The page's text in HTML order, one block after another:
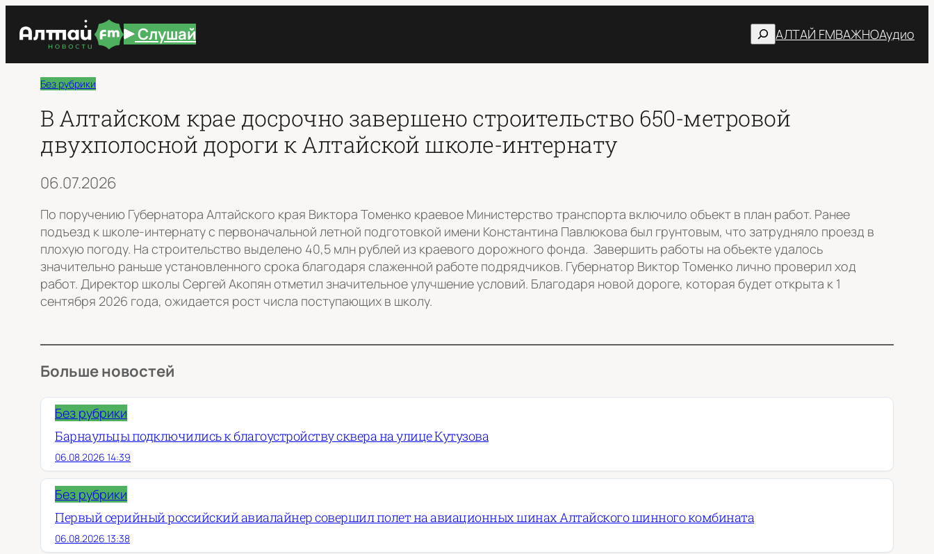
Слушай ПоискАЛТАЙ FMВАЖНОАудио
Без рубрики
В Алтайском крае досрочно завершено строительство 650-метровой
двухполосной дороги к Алтайской школе-интернату
06.07.2026
По поручению Губернатора Алтайского края Виктора Томенко краевое Министерство транспорта включило объект в план работ. Ранее
подъезд к школе-интернату с первоначальной летной подготовкой имени Константина Павлюкова был грунтовым, что затрудняло проезд в
плохую погоду. На строительство выделено 40,5 млн рублей из краевого дорожного фонда. Завершить работы на объекте удалось
значительно раньше установленного срока благодаря слаженной работе подрядчиков. Губернатор Виктор Томенко лично проверил ход
работ. Директор школы Сергей Акопян отметил значительное улучшение условий. Благодаря новой дороге, которая будет открыта к 1
сентября 2026 года, ожидается рост числа поступающих в школу.
Больше новостей
Без рубрики
Барнаульцы подключились к благоустройству сквера на улице Кутузова
06.08.2026 14:39
Без рубрики
Первый серийный российский авиалайнер совершил полет на авиационных шинах Алтайского шинного комбината
06.08.2026 13:38